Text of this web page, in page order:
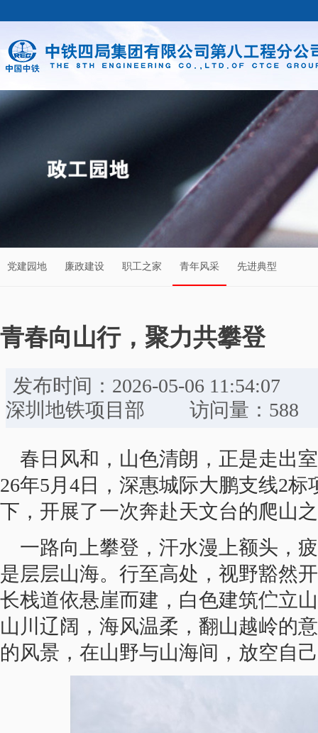
党建园地 廉政建设 职工之家 青年风采 先进典型
青春向山行，聚力共攀登
发布时间：2026-05-06
深圳地铁项目部 访问量：588
春日风和，山色清朗，正是走出
26年5月4日，深惠城际大鹏支线2
下，开展了一次奔赴天文台的爬山
一路向上攀登，汗水漫上额头，
是层层山海。行至高处，视野豁然
长栈道依悬崖而建，白色建筑伫立
山川辽阔，海风温柔，翻山越岭的
的风景，在山野与山海间，放空自